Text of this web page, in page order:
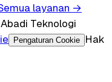
layanan →
Teknologi
Pengaturan Cookie
Hak